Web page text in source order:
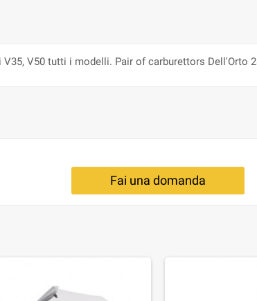
V50 tutti i modelli. Pair of carburettors Dell'Orto
Fai una domanda